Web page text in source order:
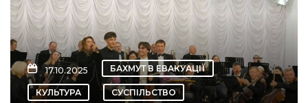
новини
17.10.2025 БАХМУТ В ЕВАКУАЦІЇ
КУЛЬТУРА СУСПІЛЬСТВО